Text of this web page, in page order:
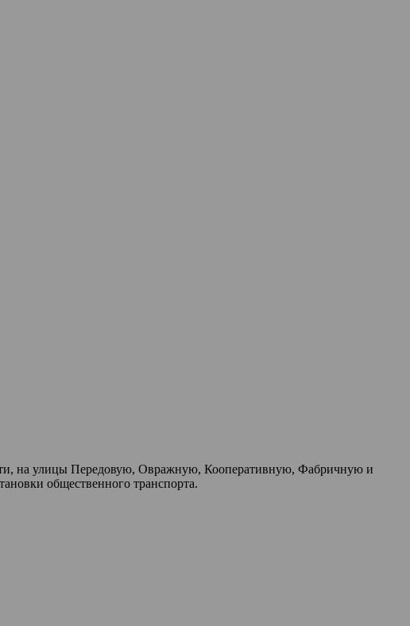
на улицы Передовую, Овражную, Кооперативную, Фабричную и
общественного транспорта.